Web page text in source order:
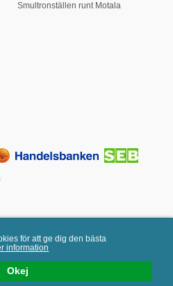
Okej
för att ge dig den bästa
information
Smultronställen runt Motala
0141-92222 | E-handelslösning från
Group